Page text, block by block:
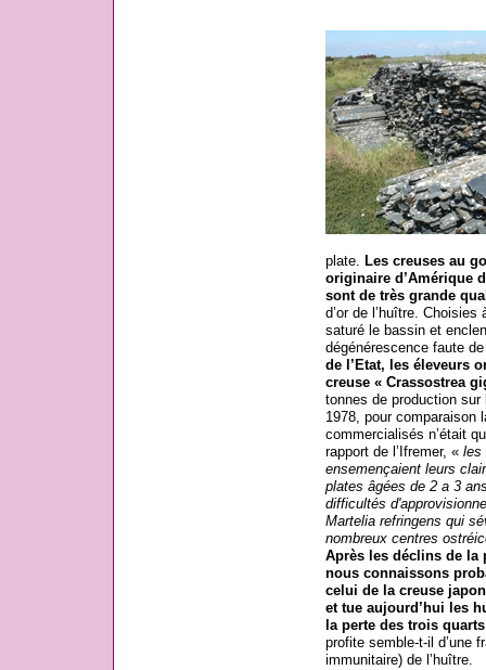
plate. Les creuses au
originaire d’Amérique
sont de très grande
d’or de l’huître.
saturé le bassin et
dégénérescence faute
de l’Etat, les éleveurs
creuse « Crassostrea
tonnes de production sur
1978, pour comparaison
commercialisés n’était
rapport de l’Ifremer, « les
ensemençaient leurs
plates âgées de 2 a 3
difficultés
Martelia refringens qui
nombreux centres
Après les déclins de la
nous connaissons
celui de la creuse
et tue aujourd’hui les
la perte des trois
profite semble-t-il d’une
immunitaire) de l’huître.